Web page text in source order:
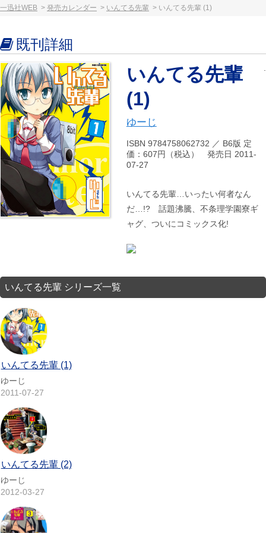
一迅社WEB 発売カレンダー いんてる先輩 いんてる先輩 (1)
既刊詳細
いんてる先輩
(1)
ゆーじ
ISBN 9784758062732 ／ B6版 定
価：607円（税込） 発売日 2011-
07-27
いんてる先輩…いったい何者なん
だ…!? 話題沸騰、不条理学園寮ギ
ャグ、ついにコミックス化!
いんてる先輩 シリーズ一覧
いんてる先輩 (1)
ゆーじ
2011-07-27
いんてる先輩 (2)
ゆーじ
2012-03-27